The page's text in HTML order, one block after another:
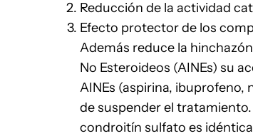
Reducción de la actividad
Efecto protector de los
Además reduce la
No Esteroideos (AINEs) su
AINEs (aspirina, ibuprofeno,
de suspender el
condroitín sulfato es